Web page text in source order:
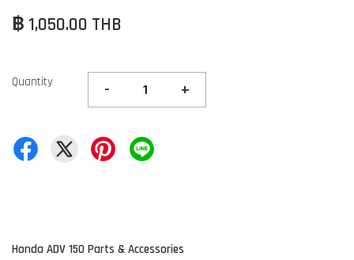
฿ 1,050.00 THB
Quantity - +
Honda ADV 150 Parts & Accessories